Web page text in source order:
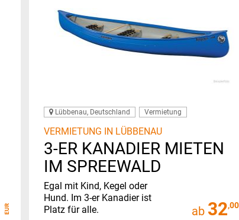
EUR
Lübbenau, Deutschland Vermietung
VERMIETUNG IN LÜBBENAU
3-ER KANADIER MIETEN
IM SPREEWALD
Egal mit Kind, Kegel oder
Hund. Im 3-er Kanadier ist
Platz für alle.
ab 32,00